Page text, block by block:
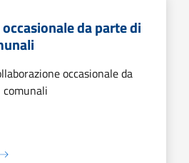
da parte di
occasionale da